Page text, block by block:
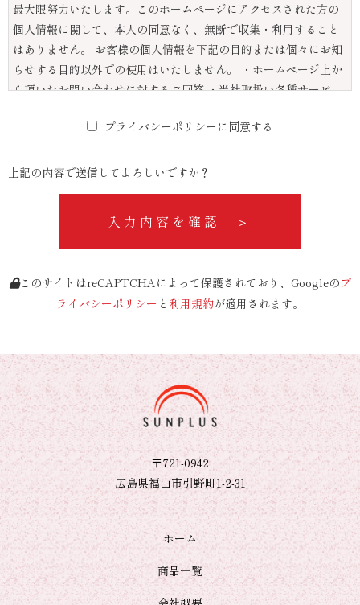
最大限努力いたします。このホームページにアクセスされた方の
個人情報に関して、本人の同意なく、無断で収集・利用すること
はありません。 お客様の個人情報を下記の目的または個々にお知
らせする目的以外での使用はいたしません。 ・ホームページ上か
ら頂いたお問い合わせに対するご回答 ・当社取扱い各種サービ
れた場合以外は、第三者に提供もしくは処理を委託することはあ
ます。
プライバシーポリシーに同意する
上記の内容で送信してよろしいですか？
このサイトはreCAPTCHAによって保護されており、Googleのプ
ライバシーポリシー と 利用規約が適用されます。
〒721-0942
広島県福山市引野町1-2-31
ホーム
商品一覧